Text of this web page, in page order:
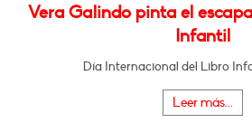
Vera Galindo pinta el
Infantil
Día Internacional del Libro
Leer más...